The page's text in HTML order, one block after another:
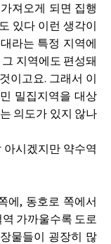
져오게 되면 집행
있다 이런 생각이
라는 특정 지역에
지역에도 편성돼
이고요. 그래서 이
밀집지역을 대상
의도가 있지 않나
아시겠지만 약수역
에, 동호로 쪽에서
가까울수록 도로
물들이 굉장히 많